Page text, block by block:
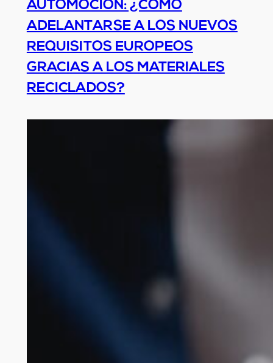
AUTOMOCIÓN: ¿CÓMO
ADELANTARSE A LOS NUEVOS
REQUISITOS EUROPEOS
GRACIAS A LOS MATERIALES
RECICLADOS?